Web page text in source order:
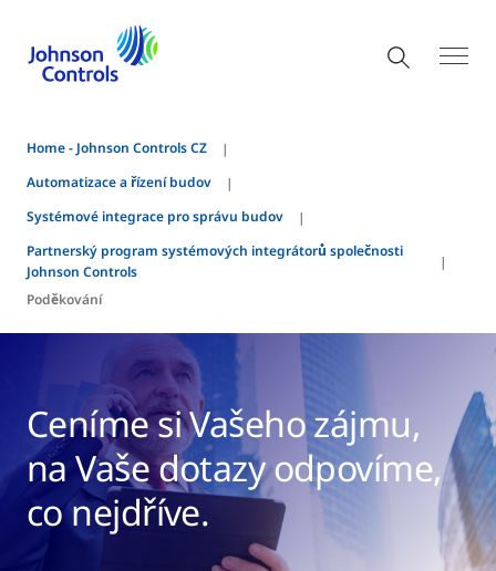
Home - Johnson Controls CZ
Automatizace a řízení budov
Systémové integrace pro správu budov
Partnerský program systémových integrátorů společnosti
Johnson Controls
Poděkování
Ceníme si Vašeho zájmu,
na Vaše dotazy odpovíme,
co nejdříve.